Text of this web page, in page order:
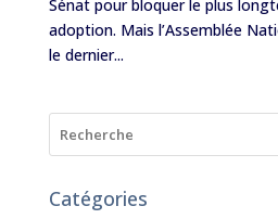
Sénat pour bloquer le plus
adoption. Mais l’Assemblée
le dernier...
Catégories